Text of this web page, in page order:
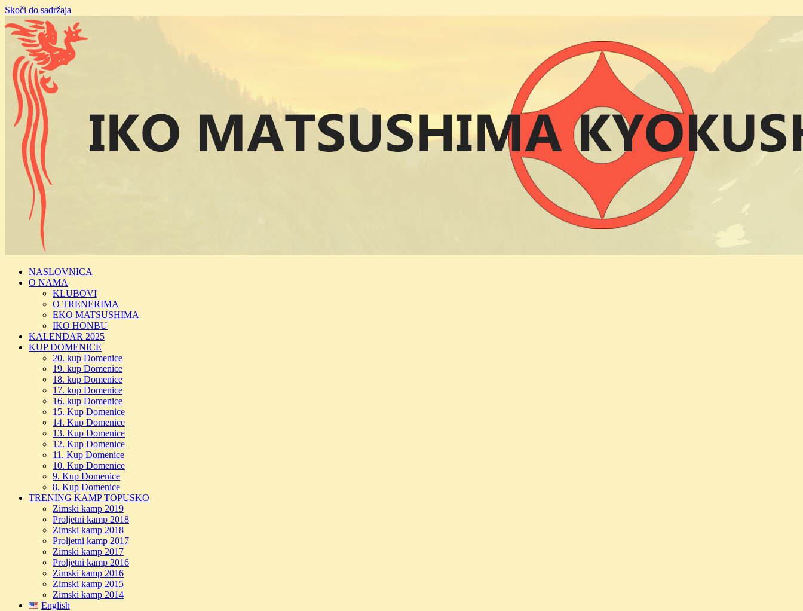
Skoči do sadržaja
NASLOVNICA
O NAMA
KLUBOVI
O TRENERIMA
EKO MATSUSHIMA
IKO HONBU
KALENDAR 2025
KUP DOMENICE
20. kup Domenice
19. kup Domenice
18. kup Domenice
17. kup Domenice
16. kup Domenice
15. Kup Domenice
14. Kup Domenice
13. Kup Domenice
12. Kup Domenice
11. Kup Domenice
10. Kup Domenice
9. Kup Domenice
8. Kup Domenice
TRENING KAMP TOPUSKO
Zimski kamp 2019
Proljetni kamp 2018
Zimski kamp 2018
Proljetni kamp 2017
Zimski kamp 2017
Proljetni kamp 2016
Zimski kamp 2016
Zimski kamp 2015
Zimski kamp 2014
English